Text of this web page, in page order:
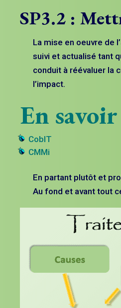
SP3.2 :
La mise en oeuvre de
suivi et actualisé tant
conduit à réévaluer la
l’impact.
En
CobIT
CMMi
En partant plutôt et
Au fond et avant tout